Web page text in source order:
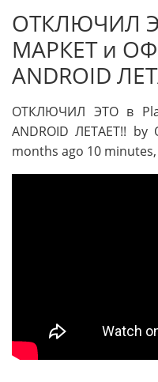
ОТКЛЮЧИЛ
МАРКЕТ и
ANDROID
ОТКЛЮЧИЛ ЭТО в
ANDROID ЛЕТАЕТ!! by
months ago 10